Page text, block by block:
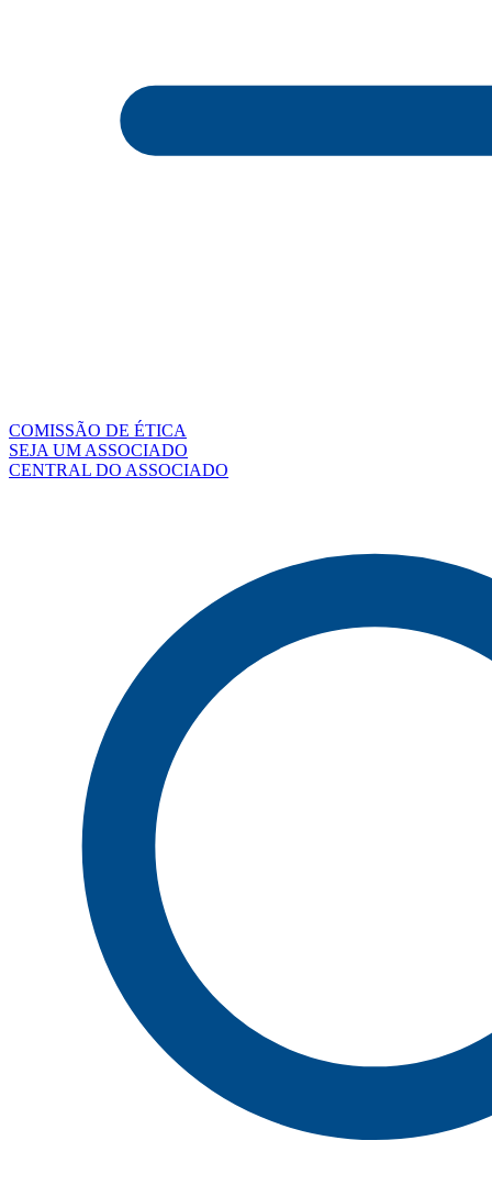
COMISSÃO DE ÉTICA
SEJA UM ASSOCIADO
CENTRAL DO ASSOCIADO